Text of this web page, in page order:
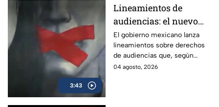
3:43
Lineamientos de
audiencias: el nuevo
mecanismo del
gobierno para censurar
medios y blindar la
corrupción en México
El gobierno mexicano lanza
lineamientos sobre derechos
de audiencias que, según
críticos, no protegen al
04 agosto, 2026